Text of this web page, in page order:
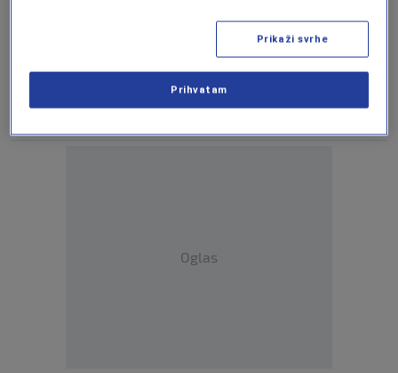
stativ- Vučića ovdje treba proglasiti
Oglas
Prikaži svrhe
Prihvatam